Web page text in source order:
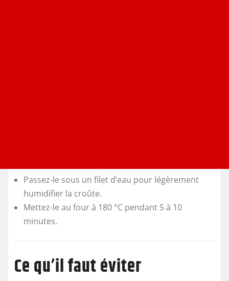
Passez-le sous un filet d’eau pour légèrement
humidifier la croûte.
Mettez-le au four à 180 °C pendant 5 à 10
minutes.
Ce qu’il faut éviter